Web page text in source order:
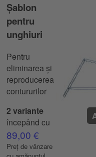
Șablon
pentru
unghiuri
Pentru
eliminarea și
reproducerea
contururilor
2 variante
începând cu
89,00 €
Preț de vânzare